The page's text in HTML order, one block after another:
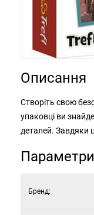
Описання
Створіть свою
упаковці ви
деталей. Завдяки
Параметри
Бренд: